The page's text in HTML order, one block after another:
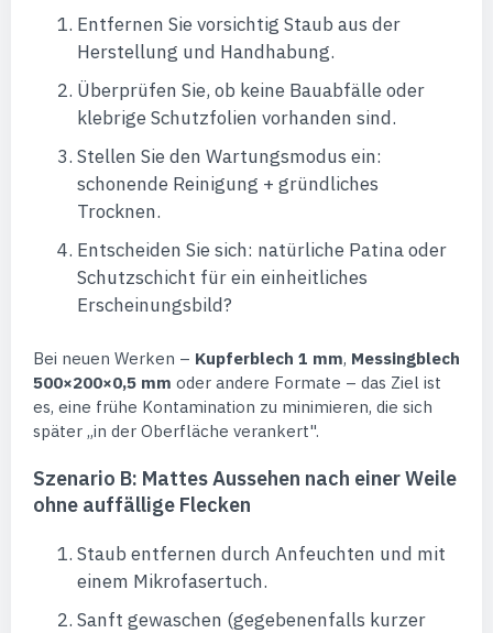
Entfernen Sie vorsichtig Staub aus der
Herstellung und Handhabung.
Überprüfen Sie, ob keine Bauabfälle oder
klebrige Schutzfolien vorhanden sind.
Stellen Sie den Wartungsmodus ein:
schonende Reinigung + gründliches
Trocknen.
Entscheiden Sie sich: natürliche Patina oder
Schutzschicht für ein einheitliches
Erscheinungsbild?
Bei neuen Werken – Kupferblech 1 mm, Messingblech
500×200×0,5 mm oder andere Formate – das Ziel ist
es, eine frühe Kontamination zu minimieren, die sich
später „in der Oberfläche verankert".
Szenario B: Mattes Aussehen nach einer Weile
ohne auffällige Flecken
Staub entfernen durch Anfeuchten und mit
einem Mikrofasertuch.
Sanft gewaschen (gegebenenfalls kurzer